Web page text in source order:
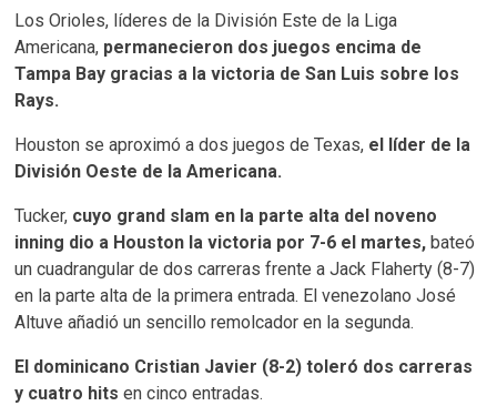
Los Orioles, líderes de la División Este de la Liga
Americana, permanecieron dos juegos encima de
Tampa Bay gracias a la victoria de San Luis sobre los
Rays.
Houston se aproximó a dos juegos de Texas, el líder de la
División Oeste de la Americana.
Tucker, cuyo grand slam en la parte alta del noveno
inning dio a Houston la victoria por 7-6 el martes, bateó
un cuadrangular de dos carreras frente a Jack Flaherty (8-7)
en la parte alta de la primera entrada. El venezolano José
Altuve añadió un sencillo remolcador en la segunda.
El dominicano Cristian Javier (8-2) toleró dos carreras
y cuatro hits en cinco entradas.